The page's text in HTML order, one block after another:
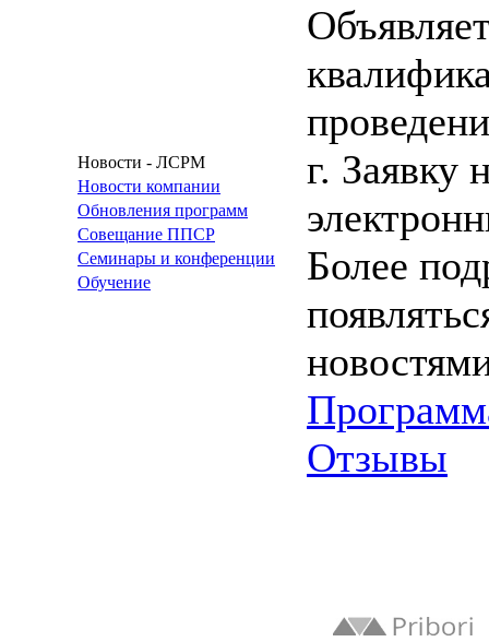
Новости - ЛСРМ
Новости компании
Обновления программ
Совещание ППСР
Семинары и конференции
Обучение
г. Заявку
Более
Отзывы